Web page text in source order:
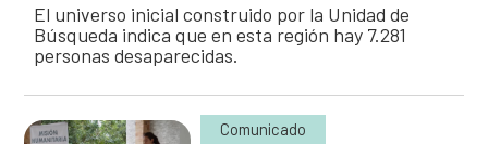
El universo inicial construido por la Unidad de
Búsqueda indica que en esta región hay 7.281
personas desaparecidas.
Comunicado